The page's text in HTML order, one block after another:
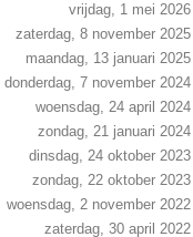
vrijdag, 1 mei 2026
zaterdag, 8 november 2025
maandag, 13 januari 2025
donderdag, 7 november 2024
woensdag, 24 april 2024
zondag, 21 januari 2024
dinsdag, 24 oktober 2023
zondag, 22 oktober 2023
woensdag, 2 november 2022
zaterdag, 30 april 2022